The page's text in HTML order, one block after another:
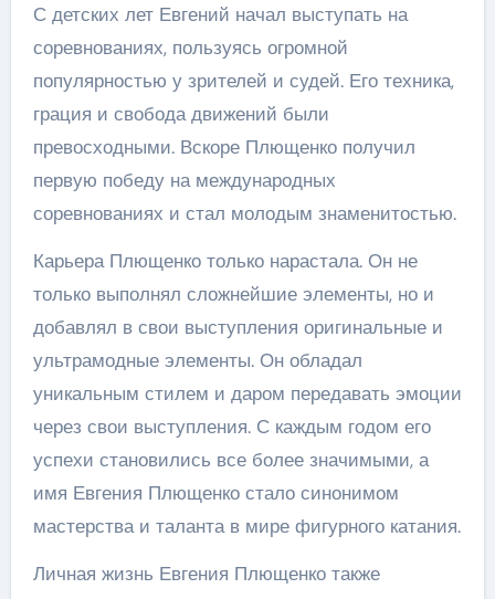
С детских лет Евгений начал выступать на
соревнованиях, пользуясь огромной
популярностью у зрителей и судей. Его техника,
грация и свобода движений были
превосходными. Вскоре Плющенко получил
первую победу на международных
соревнованиях и стал молодым знаменитостью.
Карьера Плющенко только нарастала. Он не
только выполнял сложнейшие элементы, но и
добавлял в свои выступления оригинальные и
ультрамодные элементы. Он обладал
уникальным стилем и даром передавать эмоции
через свои выступления. С каждым годом его
успехи становились все более значимыми, а
имя Евгения Плющенко стало синонимом
мастерства и таланта в мире фигурного катания.
Личная жизнь Евгения Плющенко также